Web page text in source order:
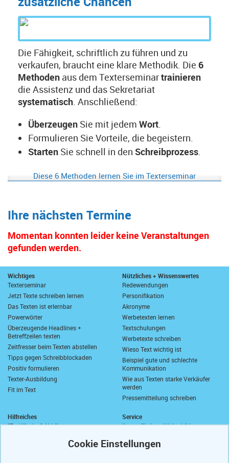
Die Fähigkeit, schriftlich zu führen und zu
verkaufen, braucht eine klare Methodik. Die 6
Methoden aus dem Texterseminartrainieren
die Assistenz und das Sekretariat
systematisch. Anschließend:
Überzeugen Sie mit jedem Wort.
Formulieren Sie Vorteile, die begeistern.
Starten Sie schnell in den Schreibprozess.
Diese 6 Methoden lernen Sie im Texterseminar
Ihre nächsten Termine
Momentan konnten leider keine Veranstaltungen
gefunden werden.
Wichtiges
Texterseminar
Jetzt Texte schreiben lernen
Das Texten ist erlernbar
Powerwörter
Überzeugende Headlines +
Betreffzeilen texten
Zeitfresser beim Texten abstellen
Tipps gegen Schreibblockaden
Positiv formulieren
Texter-Ausbildung
Fit im Text
Nützliches + Wissenswertes
Redewendungen
Personifikation
Akronyme
Werbetexten lernen
Textschulungen
Werbetexte schreiben
Wieso Text wichtig ist
Beispiel gute und schlechte
Kommunikation
Wie aus Texten starke Verkäufer
werden
Pressemitteilung schreiben
Hilfreiches
"Zu Händen" Abkürzung
Wie schreibt man "wie viel"?
Service
Ihre geförderte Weiterbildung
Ihre Texterfibel